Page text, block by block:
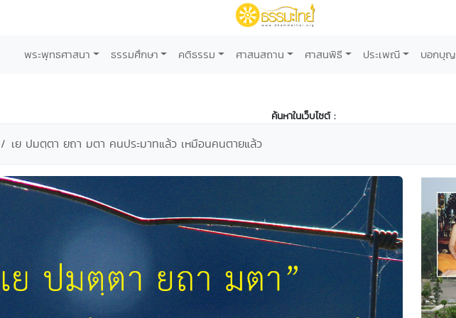
พระพุทธศาสนา ธรรมศึกษา คติธรรม ศาสนสถาน ศาสนพิธี ประเพณี บอกบุญ
ค้นหาในเว็บไซต์ :
เย ปมตฺตา ยถา มตา คนประมาทแล้ว เหมือนคนตายแล้ว